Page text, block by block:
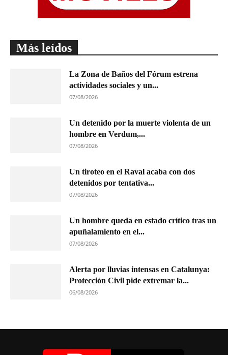
Más leídos
La Zona de Baños del Fórum estrena
actividades sociales y un...
07/08/2026
Un detenido por la muerte violenta de un
hombre en Verdum,...
07/08/2026
Un tiroteo en el Raval acaba con dos
detenidos por tentativa...
07/08/2026
Un hombre queda en estado crítico tras un
apuñalamiento en el...
07/08/2026
Alerta por lluvias intensas en Catalunya:
Protección Civil pide extremar la...
06/08/2026